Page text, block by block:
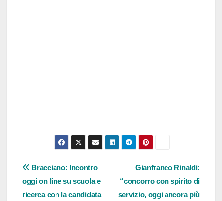
Navigazione
articoli
Gianfranco Rinaldi:
“concorro con spirito di
servizio, oggi ancora più
Bracciano: Incontro
oggi on line su scuola e
ricerca con la candidata